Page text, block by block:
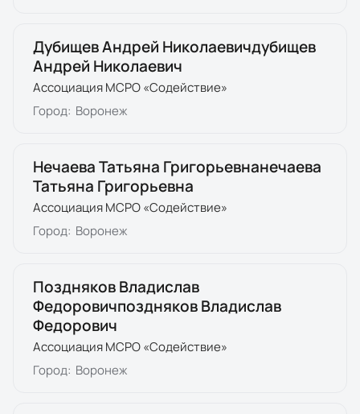
Дубищев Андрей Николаевичдубищев
Андрей Николаевич
Ассоциация МСРО «Содействие»
Город: Воронеж
Нечаева Татьяна Григорьевнанечаева
Татьяна Григорьевна
Ассоциация МСРО «Содействие»
Город: Воронеж
Поздняков Владислав
Федоровичпоздняков Владислав
Федорович
Ассоциация МСРО «Содействие»
Город: Воронеж